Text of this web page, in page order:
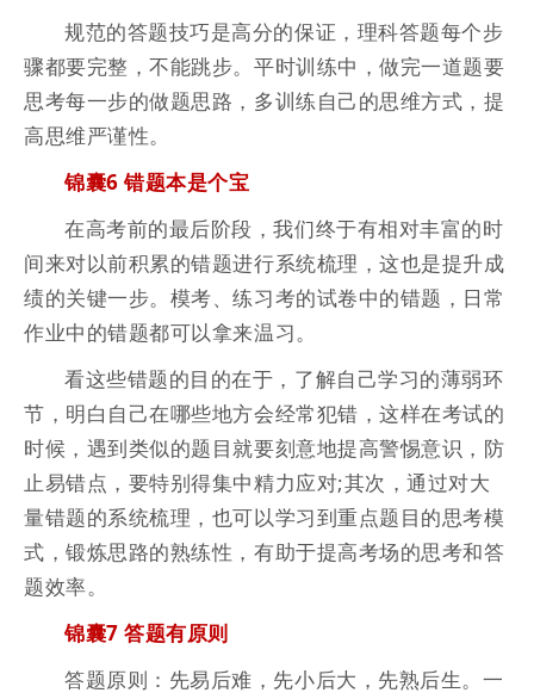
规范的答题技巧是高分的保证，理科答题每个步
骤都要完整，不能跳步。平时训练中，做完一道题要
思考每一步的做题思路，多训练自己的思维方式，提
高思维严谨性。
锦囊6 错题本是个宝
在高考前的最后阶段，我们终于有相对丰富的时
间来对以前积累的错题进行系统梳理，这也是提升成
绩的关键一步。模考、练习考的试卷中的错题，日常
作业中的错题都可以拿来温习。
看这些错题的目的在于，了解自己学习的薄弱环
节，明白自己在哪些地方会经常犯错，这样在考试的
时候，遇到类似的题目就要刻意地提高警惕意识，防
止易错点，要特别得集中精力应对;其次，通过对大
量错题的系统梳理，也可以学习到重点题目的思考模
式，锻炼思路的熟练性，有助于提高考场的思考和答
题效率。
锦囊7 答题有原则
答题原则：先易后难，先小后大，先熟后生。一